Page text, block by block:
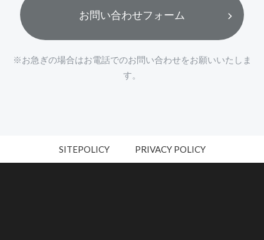
お問い合わせフォーム
※お急ぎの場合はお電話でのお問い合わせをお願いいたしま
す。
SITEPOLICY PRIVACY POLICY